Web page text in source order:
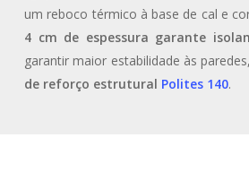
um reboco térmico à base de cal e
4 cm de espessura garante
garantir maior estabilidade às
de reforço estrutural Polites 140.